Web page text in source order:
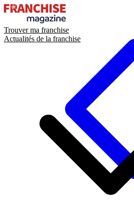
Trouver ma franchise
Actualités de la franchise